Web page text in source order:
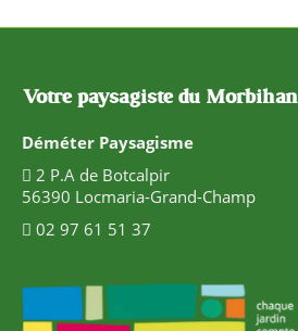
Votre paysagiste du Morbihan
Déméter Paysagisme
2 P.A de Botcalpir
56390 Locmaria-Grand-Champ
02 97 61 51 37